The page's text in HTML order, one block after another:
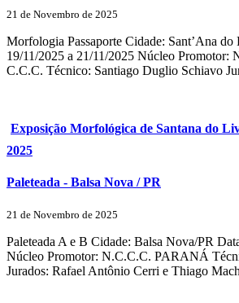
21 de Novembro de 2025
Morfologia Passaporte Cidade: Sant’Ana
19/11/2025 a 21/11/2025 Núcleo
C.C.C. Técnico: Santiago Duglio Schiavo
Exposição Morfológica de Santana do
2025
Paleteada - Balsa Nova / PR
21 de Novembro de 2025
Paleteada A e B Cidade: Balsa Nova/PR
Núcleo Promotor: N.C.C.C. PARANÁ
Jurados: Rafael Antônio Cerri e Thiago